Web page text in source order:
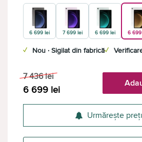
6 699 lei 7 699 lei 6 699 lei 6
✓ Nou · Sigilat din fabrică✓
7 436 lei
6 699 lei
Urmărește